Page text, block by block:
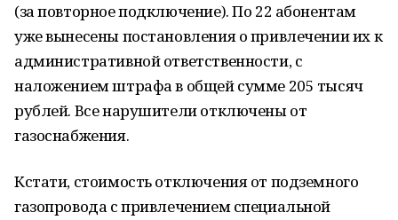
(за повторное подключение). По 22 абонентам
уже вынесены постановления о привлечении их к
административной ответственности, с
наложением штрафа в общей сумме 205 тысяч
рублей. Все нарушители отключены от
газоснабжения.
Кстати, стоимость отключения от подземного
газопровода с привлечением специальной